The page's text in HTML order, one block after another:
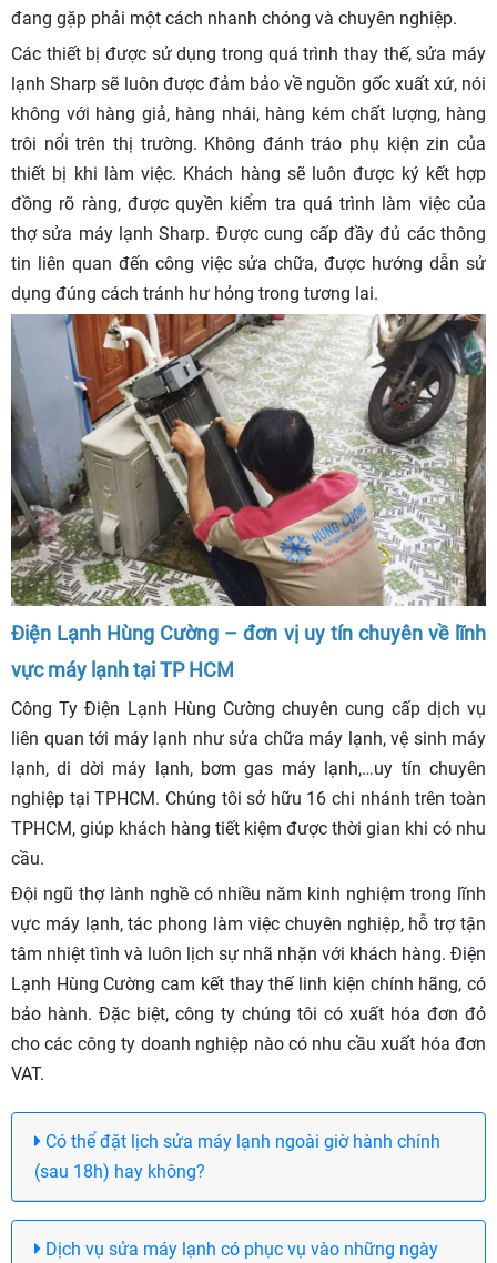
đang gặp phải một cách nhanh chóng và chuyên nghiệp.
Các thiết bị được sử dụng trong quá trình thay thế, sửa máy
lạnh Sharp sẽ luôn được đảm bảo về nguồn gốc xuất xứ, nói
không với hàng giả, hàng nhái, hàng kém chất lượng, hàng
trôi nổi trên thị trường. Không đánh tráo phụ kiện zin của
thiết bị khi làm việc. Khách hàng sẽ luôn được ký kết hợp
đồng rõ ràng, được quyền kiểm tra quá trình làm việc của
thợ sửa máy lạnh Sharp. Được cung cấp đầy đủ các thông
tin liên quan đến công việc sửa chữa, được hướng dẫn sử
dụng đúng cách tránh hư hỏng trong tương lai.
Điện Lạnh Hùng Cường – đơn vị uy tín chuyên về lĩnh
vực máy lạnh tại TP HCM
Công Ty Điện Lạnh Hùng Cường chuyên cung cấp dịch vụ
liên quan tới máy lạnh như sửa chữa máy lạnh, vệ sinh máy
lạnh, di dời máy lạnh, bơm gas máy lạnh,…uy tín chuyên
nghiệp tại TPHCM. Chúng tôi sở hữu 16 chi nhánh trên toàn
TPHCM, giúp khách hàng tiết kiệm được thời gian khi có nhu
cầu.
Đội ngũ thợ lành nghề có nhiều năm kinh nghiệm trong lĩnh
vực máy lạnh, tác phong làm việc chuyên nghiệp, hỗ trợ tận
tâm nhiệt tình và luôn lịch sự nhã nhặn với khách hàng. Điện
Lạnh Hùng Cường cam kết thay thế linh kiện chính hãng, có
bảo hành. Đặc biệt, công ty chúng tôi có xuất hóa đơn đỏ
cho các công ty doanh nghiệp nào có nhu cầu xuất hóa đơn
VAT.
Có thể đặt lịch sửa máy lạnh ngoài giờ hành chính
(sau 18h) hay không?
Dịch vụ sửa máy lạnh có phục vụ vào những ngày